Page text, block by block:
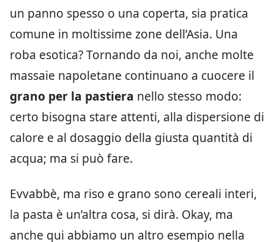
un panno spesso o una coperta, sia pratica
comune in moltissime zone dell’Asia. Una
roba esotica? Tornando da noi, anche molte
massaie napoletane continuano a cuocere il
grano per la pastiera nello stesso modo:
certo bisogna stare attenti, alla dispersione di
calore e al dosaggio della giusta quantità di
acqua; ma si può fare.
Evvabbè, ma riso e grano sono cereali interi,
la pasta è un’altra cosa, si dirà. Okay, ma
anche qui abbiamo un altro esempio nella